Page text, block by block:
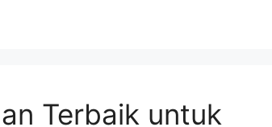
Terbaik untuk